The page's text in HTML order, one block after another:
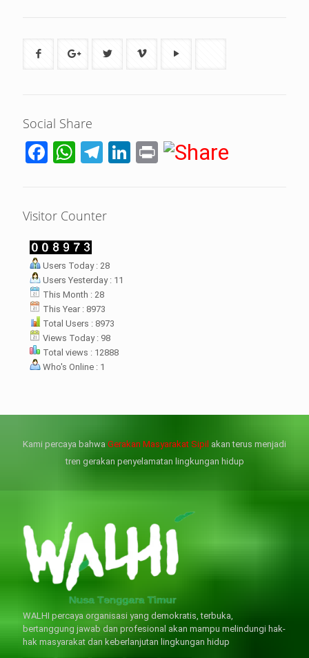
Social Share
Facebook
WhatsApp
Telegram
LinkedIn
Print
Visitor Counter
Users Today : 28
Users Yesterday : 11
This Month : 28
This Year : 8973
Total Users : 8973
Views Today : 98
Total views : 12888
Who's Online : 1
Desak
masyarakat dua desa
bukan merupakan
pertama ke
ATR/ BPN. Warga
kunjungan kali ini membuat
ATR/BPN
penyelesaian
agraria di desa mereka.
壯陽藥台灣購物
情感來說不管是ED患者自己還
生活肯定都是非常不滿意的，
而鋼, 因此只要了解避免了以上禁
症，現有的臨床經驗來看，在醫
犀利士壯陽藥線上購買
康、動脈血管健康，使心臟動泵
，從而引起器質性勃起功能障
（陽痿）。犀利士的副作用類
，所以亦會加重犀利士副作用症
Kami percaya bahwa Gerakan Masyarakat Sipil akan terus menjadi
tren gerakan penyelamatan lingkungan hidup
WALHI percaya organisasi yang demokratis, terbuka,
bertanggung jawab dan profesional akan mampu melindungi hak-
hak masyarakat dan keberlanjutan lingkungan hidup